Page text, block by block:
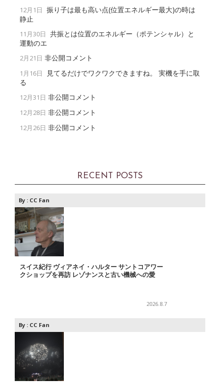
12月1日 振り子は最も高い点(位置エネルギー最大)の時は
静止
11月30日 共振とは位置のエネルギー（ポテンシャル）と
運動のエ
2月21日 非公開コメント
1月16日
見てるだけでワクワクできますね。 実機を手に取
る
12月31日 非公開コメント
12月28日 非公開コメント
12月26日 非公開コメント
RECENT POSTS
By : CC Fan
スイス紀行 ヴィアネイ・ハルター サントコアワー
クショップを再訪 レゾナンスと古い機械への愛
2026.8.7
By : CC Fan